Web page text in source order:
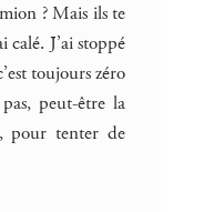
? Mais ils te
calé. J’ai stoppé
toujours zéro
peut-être la
pour tenter de